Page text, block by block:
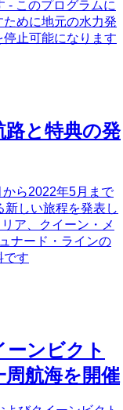
- このプログラムに
めに地元の水力発
止可能になります
と特典の発
ら2022年5月まで
新しい旅程を発表し
ア、クイーン・メ
ナード・ラインの
です
ーンビクト
周航海を開催